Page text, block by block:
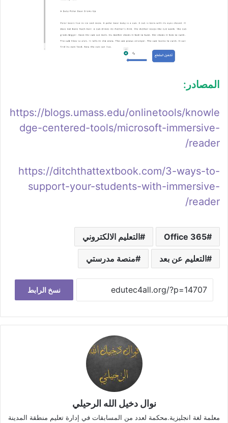
المصادر:
https://blogs.umass.edu/onlinetools/knowle
dge-centered-tools/microsoft-immersive-
reader/
https://ditchthattextbook.com/3-ways-to-
support-your-students-with-immersive-
reader/
Office 365 التعليم الالكتروني
التعليم عن بعد منصة مدرستي
نسخ الرابط
نوال دخيل الله الرحيلي
معلمة لغة انجليزية.محكمة لعدد من المسابقات في إدارة تعليم منطقة المدينة